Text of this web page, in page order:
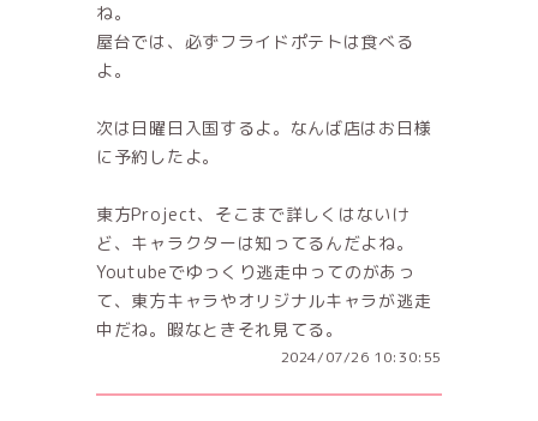
ね。
屋台では、必ずフライドポテトは食べる
よ。
次は日曜日入国するよ。なんば店はお日様
に予約したよ。
東方Project、そこまで詳しくはないけ
ど、キャラクターは知ってるんだよね。
Youtubeでゆっくり逃走中ってのがあっ
て、東方キャラやオリジナルキャラが逃走
中だね。暇なときそれ見てる。
2024/07/26 10:30:55